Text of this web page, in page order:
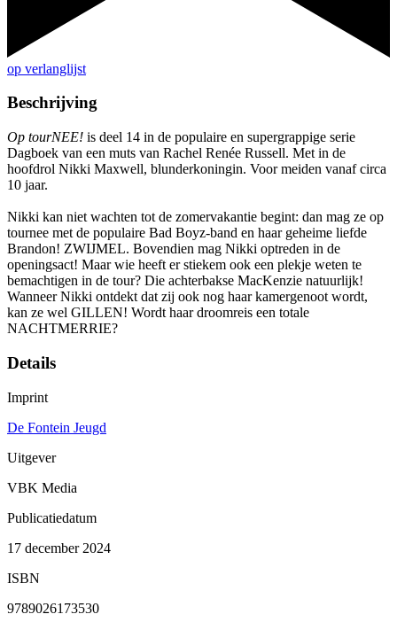
op verlanglijst
Beschrijving
Op tourNEE! is deel 14 in de populaire en supergrappige serie
Dagboek van een muts van Rachel Renée Russell. Met in de
hoofdrol Nikki Maxwell, blunderkoningin. Voor meiden vanaf circa
10 jaar.
Nikki kan niet wachten tot de zomervakantie begint: dan mag ze op
tournee met de populaire Bad Boyz-band en haar geheime liefde
Brandon! ZWIJMEL. Bovendien mag Nikki optreden in de
openingsact! Maar wie heeft er stiekem ook een plekje weten te
bemachtigen in de tour? Die achterbakse MacKenzie natuurlijk!
Wanneer Nikki ontdekt dat zij ook nog haar kamergenoot wordt,
kan ze wel GILLEN! Wordt haar droomreis een totale
NACHTMERRIE?
Details
Imprint
De Fontein Jeugd
Uitgever
VBK Media
Publicatiedatum
17 december 2024
ISBN
9789026173530